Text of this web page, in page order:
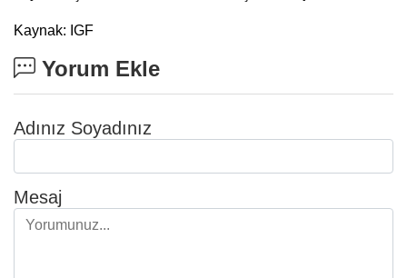
Kaynak: IGF
Yorum Ekle
Adınız Soyadınız
Mesaj